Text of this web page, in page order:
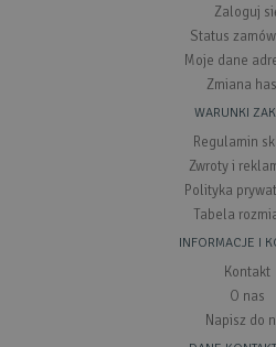
Zaloguj
Status
Moje dane
Zmiana
WARUNKI
Regulamin
Zwroty i
Polityka
Tabela
INFORMACJE I
Kontakt
O nas
Napisz do